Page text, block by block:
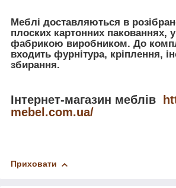
Меблі доставляються в
плоских картонних пакованнях,
фабрикою виробником. До
входить фурнітура, кріплення,
збирання.
Інтернет-магазин меблів
mebel.com.ua/
Приховати